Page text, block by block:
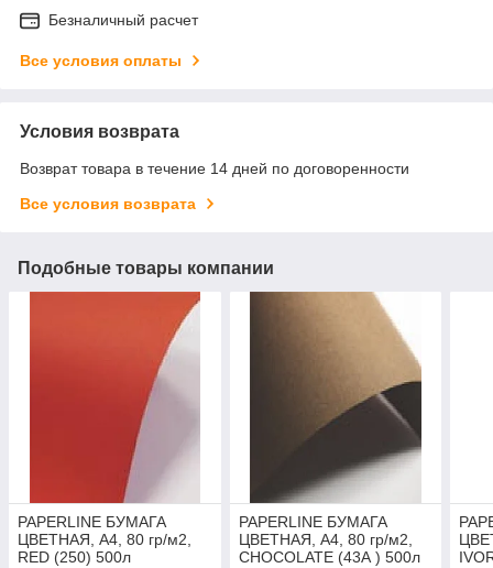
Безналичный расчет
Все условия оплаты
Условия возврата
Возврат товара в течение 14 дней по договоренности
Все условия возврата
Подобные товары компании
PAPERLINE БУМАГА
ЦВЕТНАЯ, А4, 80 гр/м2,
RED (250) 500л
PAPERLINE БУМАГА
ЦВЕТНАЯ, А4, 80 гр/м2,
CHOCOLATE (43А ) 500л